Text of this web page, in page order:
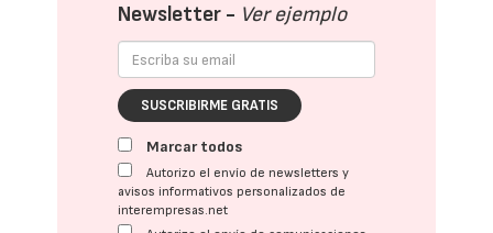
Newsletter - Ver ejemplo
SUSCRIBIRME GRATIS
Marcar todos
Autorizo el envío de newsletters y
avisos informativos personalizados de
interempresas.net